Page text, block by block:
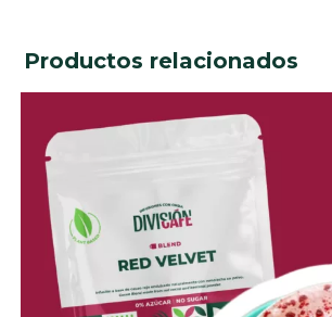
Productos relacionados